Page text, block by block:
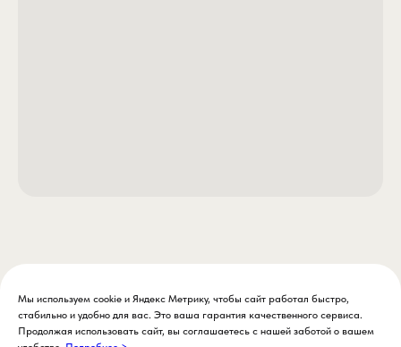
стопор не застревает и не
мешает.
Мы используем cookie и Яндекс Метрику, чтобы сайт работал быстро,
стабильно и удобно для вас. Это ваша гарантия качественного сервиса.
Продолжая использовать сайт, вы соглашаетесь с нашей заботой о вашем